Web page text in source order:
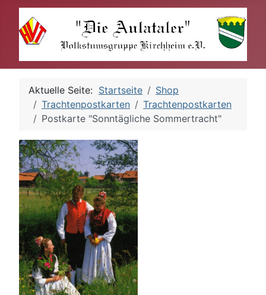
Aktuelle Seite: Startseite
Shop
Trachtenpostkarten
Trachtenpostkarten
Postkarte "Sonntägliche Sommertracht"